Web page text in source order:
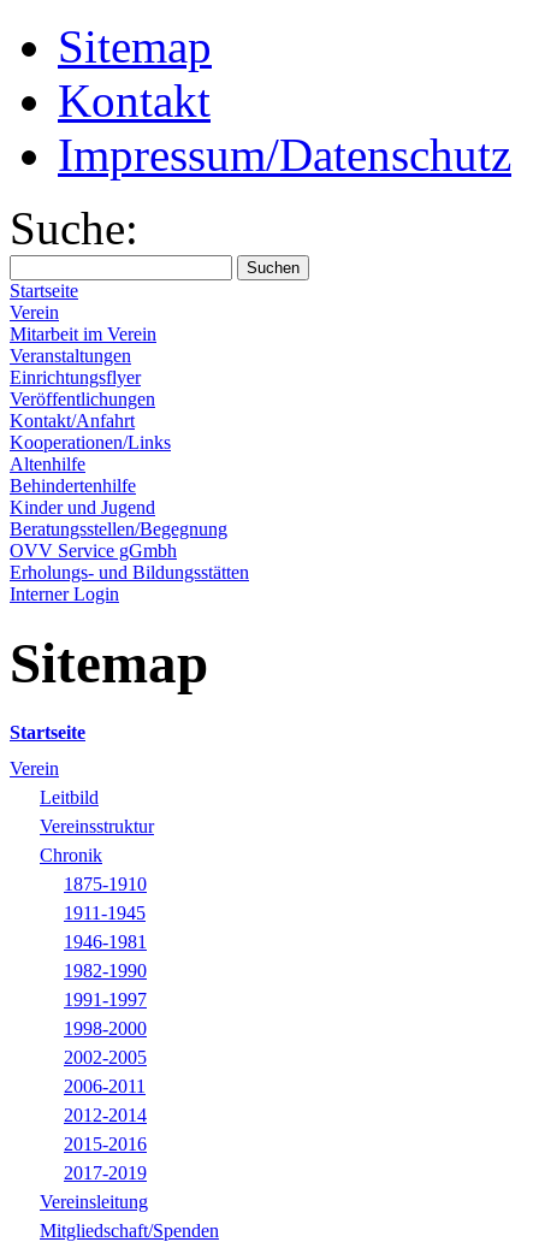
Sitemap
Kontakt
Impressum/Datenschutz
Suche:
Startseite
Verein
Mitarbeit im Verein
Veranstaltungen
Einrichtungsflyer
Veröffentlichungen
Kontakt/Anfahrt
Kooperationen/Links
Altenhilfe
Behindertenhilfe
Kinder und Jugend
Beratungsstellen/Begegnung
OVV Service gGmbh
Erholungs- und Bildungsstätten
Interner Login
Sitemap
Startseite
Verein
Leitbild
Vereinsstruktur
Chronik
1875-1910
1911-1945
1946-1981
1982-1990
1991-1997
1998-2000
2002-2005
2006-2011
2012-2014
2015-2016
2017-2019
Vereinsleitung
Mitgliedschaft/Spenden